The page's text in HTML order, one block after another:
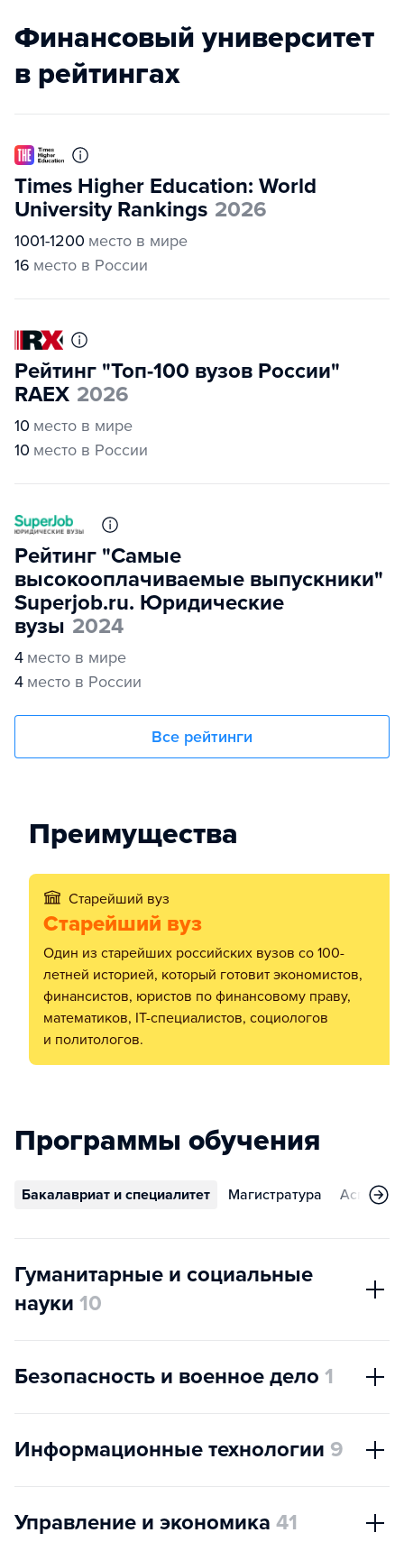
Финансовый университет
в рейтингах
Times Higher Education: World
University Rankings 2026
1001-1200 место в мире
16 место в России
Рейтинг "Топ-100 вузов России"
RAEX 2026
10 место в мире
10 место в России
Рейтинг "Самые
высокооплачиваемые выпускники"
Superjob.ru. Юридические
вузы 2024
4 место в мире
4 место в России
Все рейтинги
Преимущества
Старейший вуз
Старейший вуз
Один из старейших российских вузов со 100-
летней историей, который готовит экономистов,
финансистов, юристов по финансовому праву,
математиков, IT-специалистов, социологов
и политологов.
Программы обучения
Бакалавриат и специалитет Магистратура
Гуманитарные и социальные
науки 10
Безопасность и военное дело 1
Информационные технологии 9
Управление и экономика 41